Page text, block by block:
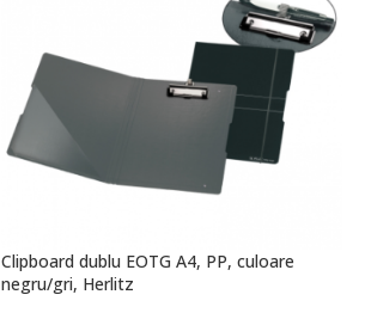
Clipboard dublu EOTG A4, PP, culoare
negru/gri, Herlitz